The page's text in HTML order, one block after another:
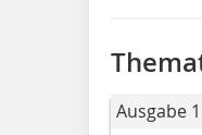
Ausgabe